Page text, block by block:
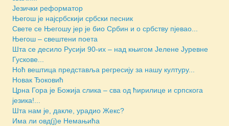
Језички реформатор
Његош је најсрбскији србски песник
Свете се Његошу јер је био Србин и о србству пјевао...
Његош – свештени поета
Шта се десило Русији 90-их – над књигом Јелене Јуревне
Гускове...
Ноћ вештица представља регресију за нашу културу...
Новак Ђоковић
Црна Гора је Божија слика – сва од ћирилице и српскога
језика!...
Шта нам је, дакле, урадио Жекс?
Има ли овд(ј)е Немањића